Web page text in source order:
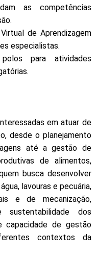
as competências
de Aprendizagem
especialistas.
para atividades
em atuar de
desde o planejamento
até a gestão de
de alimentos,
busca desenvolver
lavouras e pecuária,
e de mecanização,
dos
capacidade de gestão
contextos da